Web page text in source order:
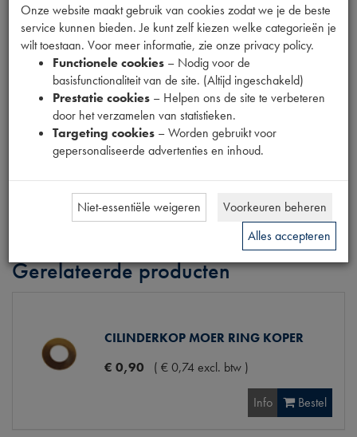
Eigenschappen
Model Citroën
11CV 11D/HY 11/58-9/63
Artikelcode JF
D112-4
OE Citroën
D112-4
Codes
4-211 D 10.9 | D 112-4 | D112-4 | P123
Maten
10x102x25mm [PW 13]
Gerelateerde producten
CILINDERKOP MOER RING KOPER
€ 0,90 ( €0,74excl. btw )
Info Bestel
Onze website maakt gebruik van cookies zodat we je de beste
service kunnen bieden. Je kunt zelf kiezen welke categorieën je
wilt toestaan. Voor meer informatie, zie onze privacy policy.
Functionele cookies – Nodig voor de
basisfunctionaliteit van de site. (Altijd ingeschakeld)
Prestatie cookies – Helpen ons de site te verbeteren
door het verzamelen van statistieken.
Targeting cookies – Worden gebruikt voor
gepersonaliseerde advertenties en inhoud.
Niet-essentiële weigeren
Voorkeuren beheren
Alles accepteren